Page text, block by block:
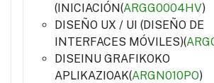
(INICIACIÓN(ARGG0004HV)
DISEÑO UX / UI (DISEÑO DE
INTERFACES MÓVILES)(
DISEINU GRAFIKOKO
APLIKAZIOAK(ARGN010PO)